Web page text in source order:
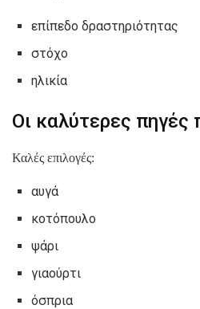
επίπεδο δραστηριότητας
στόχο
ηλικία
Οι καλύτερες πηγές
Καλές επιλογές:
αυγά
κοτόπουλο
ψάρι
γιαούρτι
όσπρια